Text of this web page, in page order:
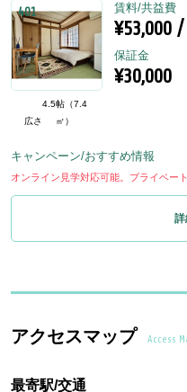
401
広さ
4.5帖（7.4
㎡）
賃料/共益費
¥53,000
保証金
¥30,000
キャンペーン/おすすめ情報
オンライン見学対応可能。プライベー
詳
アクセスマップ Access
最寄駅/交通